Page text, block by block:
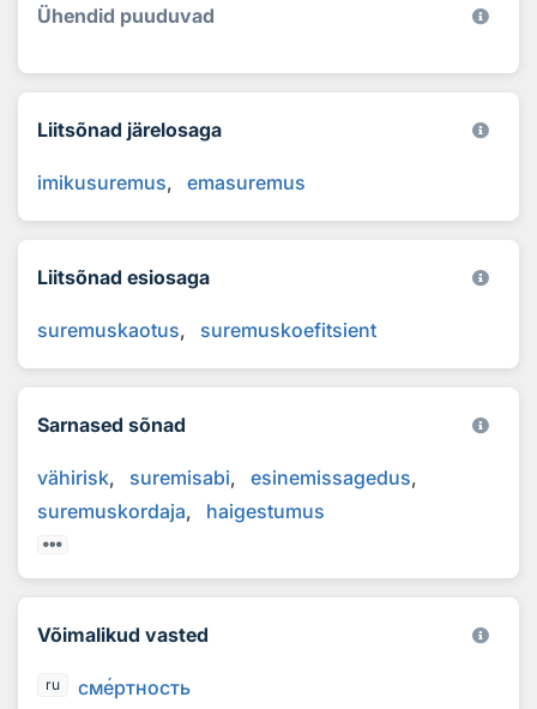
Ühendid puuduvad
Liitsõnad järelosaga
imikusuremus emasuremus
Liitsõnad esiosaga
suremuskaotus suremuskoefitsient
Sarnased sõnad
vähirisk suremisabi
esinemissagedus
suremuskordaja
haigestumus
Võimalikud vasted
ru смертность